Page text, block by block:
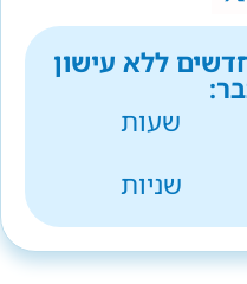
ללא עישון
שעות
שניות